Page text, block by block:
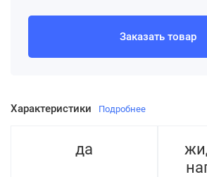
Характеристики Подробнее
да
Заказать товар